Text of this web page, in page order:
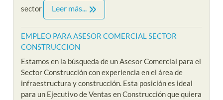
sector
Leer más...
EMPLEO PARA ASESOR COMERCIAL SECTOR
CONSTRUCCION
Estamos en la búsqueda de un Asesor Comercial para el
Sector Construcción con experiencia en el área de
infraestructura y construcción. Esta posición es ideal
para un Ejecutivo de Ventas en Construcción que quiera